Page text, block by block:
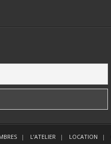
L’ATELIER LOCATION